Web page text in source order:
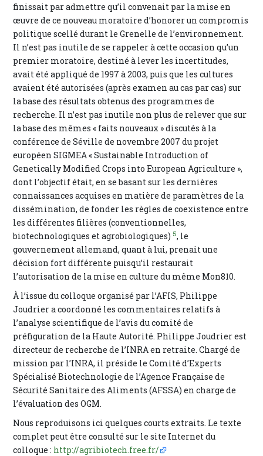
finissait par admettre qu’il convenait par la mise en
œuvre de ce nouveau moratoire d’honorer un compromis
politique scellé durant le Grenelle de l’environnement.
Il n’est pas inutile de se rappeler à cette occasion qu’un
premier moratoire, destiné à lever les incertitudes,
avait été appliqué de 1997 à 2003, puis que les cultures
avaient été autorisées (après examen au cas par cas) sur
la base des résultats obtenus des programmes de
recherche. Il n’est pas inutile non plus de relever que sur
la base des mêmes « faits nouveaux » discutés à la
conférence de Séville de novembre 2007 du projet
européen SIGMEA « Sustainable Introduction of
Genetically Modified Crops into European Agriculture »,
dont l’objectif était, en se basant sur les dernières
connaissances acquises en matière de paramètres de la
dissémination, de fonder les règles de coexistence entre
les différentes filières (conventionnelles,
biotechnologiques et agrobiologiques) 5, le
gouvernement allemand, quant à lui, prenait une
décision fort différente puisqu’il restaurait
l’autorisation de la mise en culture du même Mon810.
À l’issue du colloque organisé par l’AFIS, Philippe
Joudrier a coordonné les commentaires relatifs à
l’analyse scientifique de l’avis du comité de
préfiguration de la Haute Autorité. Philippe Joudrier est
directeur de recherche de l’INRA en retraite. Chargé de
mission par l’INRA, il préside le Comité d’Experts
Spécialisé Biotechnologie de l’Agence Française de
Sécurité Sanitaire des Aliments (AFSSA) en charge de
l’évaluation des OGM.
Nous reproduisons ici quelques courts extraits. Le texte
complet peut être consulté sur le site Internet du
colloque : http://agribiotech.free.fr/